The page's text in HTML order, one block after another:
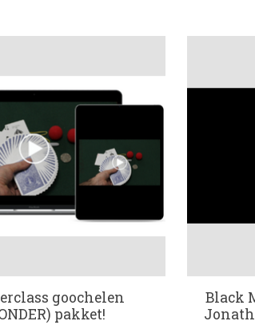
goochelen
pakket!
Black